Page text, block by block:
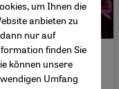
2011
um Ihnen die
anbieten zu
nur auf
finden Sie
können unsere
Umfang